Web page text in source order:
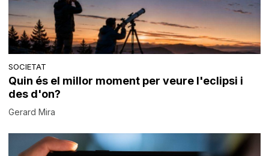
SOCIETAT
Quin és el millor moment per veure l'eclipsi i
des d'on?
Gerard Mira